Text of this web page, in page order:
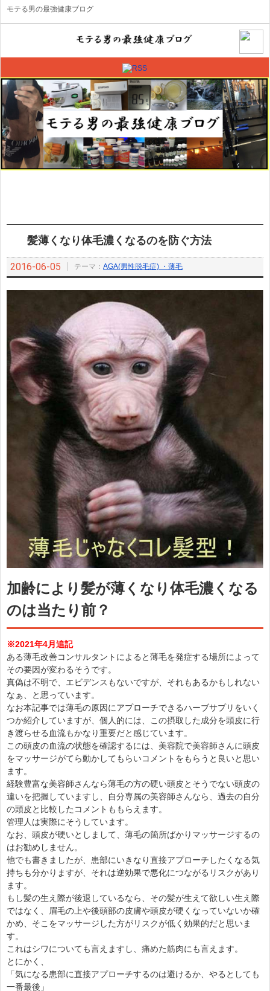
モテる男の最強健康ブログ
髪薄くなり体毛濃くなるのを防ぐ方法
2016-06-05 テーマ： AGA(男性脱毛症) ・薄毛
加齢により髪が薄くなり体毛濃くなる
のは当たり前？
※2021年4月追記
ある薄毛改善コンサルタントによると薄毛を発症する場所によって
その要因が変わるそうです。
真偽は不明で、エビデンスもないですが、それもあるかもしれない
なぁ、と思っています。
なお本記事では薄毛の原因にアプローチできるハーブサプリをいく
つか紹介していますが、個人的には、この摂取した成分を頭皮に行
き渡らせる血流もかなり重要だと感じています。
この頭皮の血流の状態を確認するには、美容院で美容師さんに頭皮
をマッサージがてら動かしてもらいコメントをもらうと良いと思い
ます。
経験豊富な美容師さんなら薄毛の方の硬い頭皮とそうでない頭皮の
違いを把握していますし、自分専属の美容師さんなら、過去の自分
の頭皮と比較したコメントももらえます。
管理人は実際にそうしています。
なお、頭皮が硬いとしまして、薄毛の箇所ばかりマッサージするの
はお勧めしません。
他でも書きましたが、患部にいきなり直接アプローチしたくなる気
持ちも分かりますが、それは逆効果で悪化につながるリスクがあり
ます。
もし髪の生え際が後退しているなら、その髪が生えて欲しい生え際
ではなく、眉毛の上や後頭部の皮膚や頭皮が硬くなっていないか確
かめ、そこをマッサージした方がリスクが低く効果的だと思いま
す。
これはシワについても言えますし、痛めた筋肉にも言えます。
とにかく、
「気になる患部に直接アプローチするのは避けるか、やるとしても
一番最後」